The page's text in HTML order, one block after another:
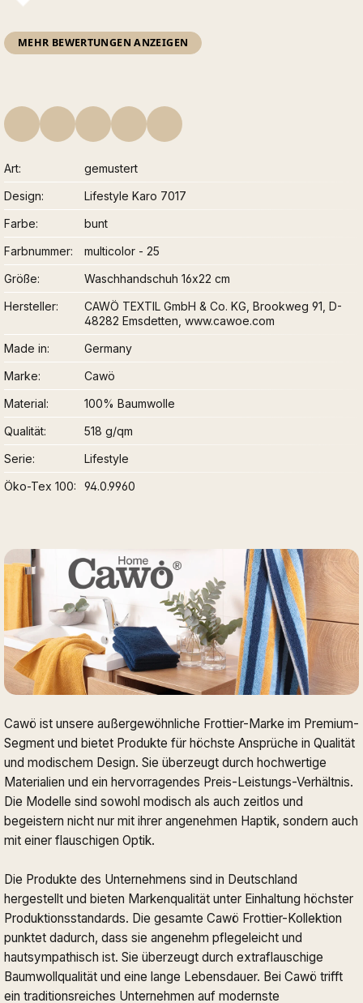
MEHR BEWERTUNGEN ANZEIGEN
Art
gemustert
Design
Lifestyle Karo 7017
Farbe
bunt
Farbnummer
multicolor - 25
Größe
Waschhandschuh 16x22 cm
Hersteller
CAWÖ TEXTIL GmbH & Co. KG, Brookweg 91, D-
48282 Emsdetten, www.cawoe.com
Made in
Germany
Marke
Cawö
Material
100% Baumwolle
Qualität
518 g/qm
Serie
Lifestyle
Öko-Tex 100
94.0.9960
Cawö ist unsere außergewöhnliche Frottier-Marke im Premium-
Segment und bietet Produkte für höchste Ansprüche in Qualität
und modischem Design. Sie überzeugt durch hochwertige
Materialien und ein hervorragendes Preis-Leistungs-Verhältnis.
Die Modelle sind sowohl modisch als auch zeitlos und
begeistern nicht nur mit ihrer angenehmen Haptik, sondern auch
mit einer flauschigen Optik.
Die Produkte des Unternehmens sind in Deutschland
hergestellt und bieten Markenqualität unter Einhaltung höchster
Produktionsstandards. Die gesamte Cawö Frottier-Kollektion
punktet dadurch, dass sie angenehm pflegeleicht und
hautsympathisch ist. Sie überzeugt durch extraflauschige
Baumwollqualität und eine lange Lebensdauer. Bei Cawö trifft
ein traditionsreiches Unternehmen auf modernste